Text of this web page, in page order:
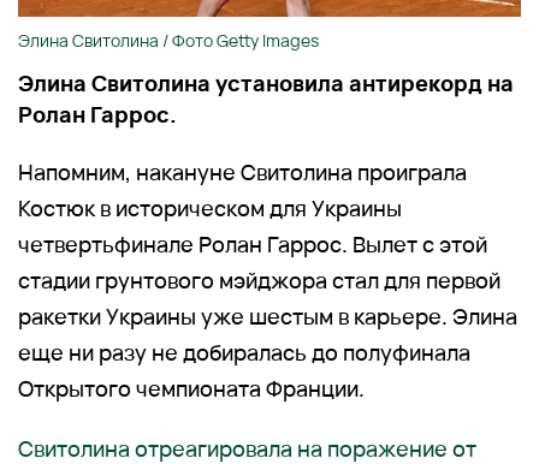
Элина Свитолина / Фото Getty Images
Элина Свитолина установила антирекорд на
Ролан Гаррос.
Напомним, накануне Свитолина проиграла
Костюк в историческом для Украины
четвертьфинале Ролан Гаррос. Вылет с этой
стадии грунтового мэйджора стал для первой
ракетки Украины уже шестым в карьере. Элина
еще ни разу не добиралась до полуфинала
Открытого чемпионата Франции.
Свитолина отреагировала на поражение от